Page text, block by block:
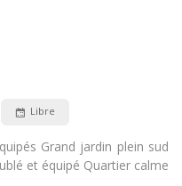
Libre
Grand jardin plein sud
et équipé Quartier calme